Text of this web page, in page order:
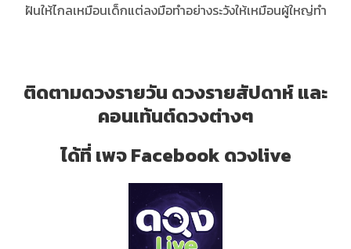
ฝันให้ไกลเหมือนเด็กแต่ลงมือทำอย่างระวังให้เหมือนผู้ใหญ่ทำ
ติดตามดวงรายวัน ดวงรายสัปดาห์ และ
คอนเท้นต์ดวงต่างๆ
ได้ที่ เพจ Facebook ดวงlive